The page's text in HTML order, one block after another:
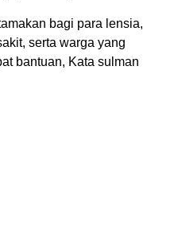
bagi para lensia,
serta warga yang
bantuan, Kata sulman